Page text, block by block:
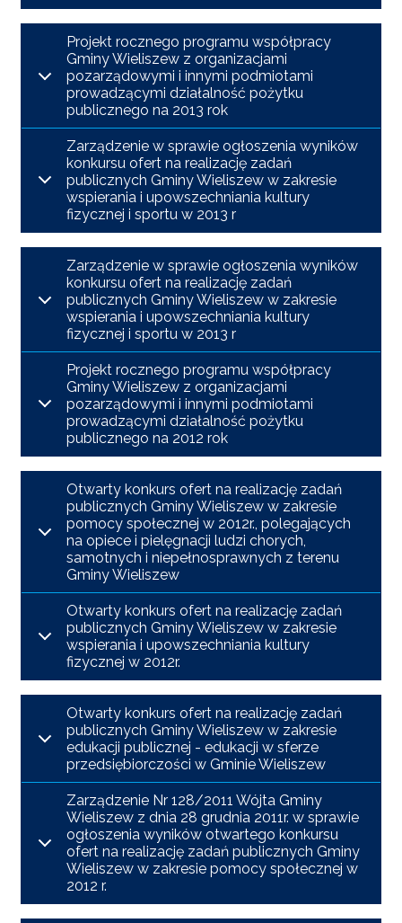
Projekt rocznego programu współpracy
Gminy Wieliszew z organizacjami
pozarządowymi i innymi podmiotami
prowadzącymi działalność pożytku
publicznego na 2013 rok
Zarządzenie w sprawie ogłoszenia wyników
konkursu ofert na realizację zadań
publicznych Gminy Wieliszew w zakresie
wspierania i upowszechniania kultury
fizycznej i sportu w 2013 r
Zarządzenie w sprawie ogłoszenia wyników
konkursu ofert na realizację zadań
publicznych Gminy Wieliszew w zakresie
wspierania i upowszechniania kultury
fizycznej i sportu w 2013 r
Projekt rocznego programu współpracy
Gminy Wieliszew z organizacjami
pozarządowymi i innymi podmiotami
prowadzącymi działalność pożytku
publicznego na 2012 rok
Otwarty konkurs ofert na realizację zadań
publicznych Gminy Wieliszew w zakresie
pomocy społecznej w 2012r., polegających
na opiece i pielęgnacji ludzi chorych,
samotnych i niepełnosprawnych z terenu
Gminy Wieliszew
Otwarty konkurs ofert na realizację zadań
publicznych Gminy Wieliszew w zakresie
wspierania i upowszechniania kultury
fizycznej w 2012r.
Otwarty konkurs ofert na realizację zadań
publicznych Gminy Wieliszew w zakresie
edukacji publicznej - edukacji w sferze
przedsiębiorczości w Gminie Wieliszew
Zarządzenie Nr 128/2011 Wójta Gminy
Wieliszew z dnia 28 grudnia 2011r. w sprawie
ogłoszenia wyników otwartego konkursu
ofert na realizację zadań publicznych Gminy
Wieliszew w zakresie pomocy społecznej w
2012 r.